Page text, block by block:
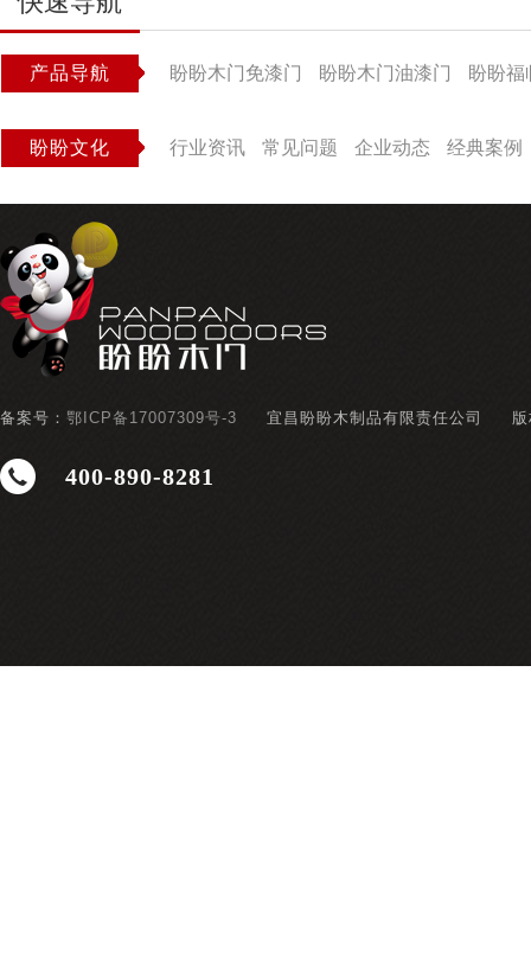
产品导航 盼盼木门免漆门 盼盼木门油漆门 盼盼福
盼盼文化 行业资讯 常见问题 企业动态 经典案例
备案号： 鄂ICP备17007309号-3 宜昌盼盼木制品有限责任公司
400-890-8281